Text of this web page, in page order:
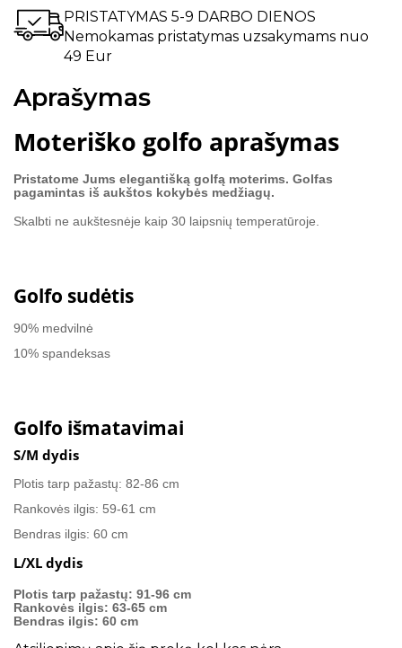
PRISTATYMAS 5-9 DARBO DIENOS
Nemokamas pristatymas uzsakymams nuo
49 Eur
Aprašymas
Moteriško golfo aprašymas
Pristatome Jums elegantišką golfą moterims. Golfas
pagamintas iš aukštos kokybės medžiagų.
Skalbti ne aukštesnėje kaip 30 laipsnių temperatūroje.
Golfo sudėtis
90% medvilnė
10% spandeksas
Golfo išmatavimai
S/M dydis
Plotis tarp pažastų: 82-86 cm
Rankovės ilgis: 59-61 cm
Bendras ilgis: 60 cm
L/XL dydis
Plotis tarp pažastų: 91-96 cm
Rankovės ilgis: 63-65 cm
Bendras ilgis: 60 cm